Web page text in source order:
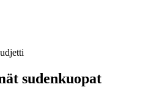
sudenkuopat